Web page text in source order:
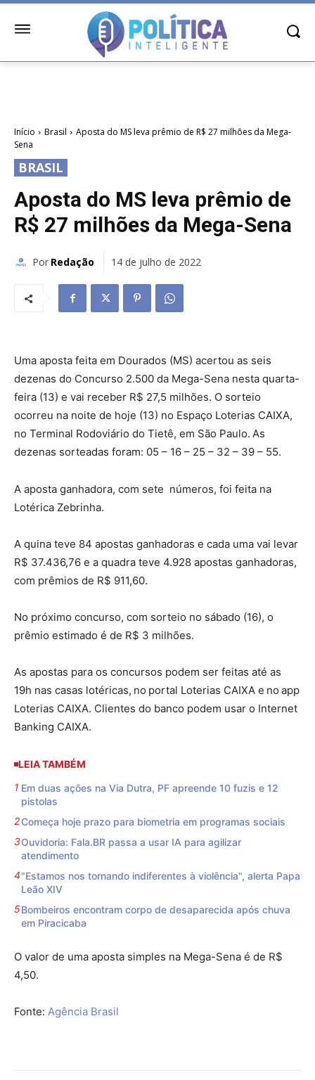
Início Brasil
Aposta do MS leva prêmio de R$ 27 milhões da Mega-
Sena
BRASIL
Aposta do MS leva prêmio de
R$ 27 milhões da Mega-Sena
Por Redação 14 de julho de 2022
Uma aposta feita em Dourados (MS) acertou as seis
dezenas do Concurso 2.500 da Mega-Sena nesta quarta-
feira (13) e vai receber R$ 27,5 milhões. O sorteio
ocorreu na noite de hoje (13) no Espaço Loterias CAIXA,
no Terminal Rodoviário do Tietê, em São Paulo. As
dezenas sorteadas foram: 05 – 16 – 25 – 32 – 39 – 55.
A aposta ganhadora, com sete números, foi feita na
Lotérica Zebrinha.
A quina teve 84 apostas ganhadoras e cada uma vai levar
R$ 37.436,76 e a quadra teve 4.928 apostas ganhadoras,
com prêmios de R$ 911,60.
No próximo concurso, com sorteio no sábado (16), o
prêmio estimado é de R$ 3 milhões.
As apostas para os concursos podem ser feitas até as
19h nas casas lotéricas, no portal Loterias CAIXA e no app
Loterias CAIXA. Clientes do banco podem usar o Internet
Banking CAIXA.
LEIA TAMBÉM
Em duas ações na Via Dutra, PF apreende 10 fuzis e 12
pistolas
Começa hoje prazo para biometria em programas sociais
Ouvidoria: Fala.BR passa a usar IA para agilizar
atendimento
"Estamos nos tornando indiferentes à violência", alerta Papa
Leão XIV
Bombeiros encontram corpo de desaparecida após chuva
em Piracicaba
O valor de uma aposta simples na Mega-Sena é de R$
4,50.
Fonte: Agência Brasil